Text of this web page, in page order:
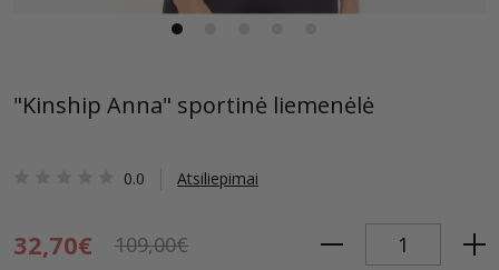
"Kinship Anna" sportinė liemenėlė
0.0 Atsiliepimai
32,70€ 109,00€